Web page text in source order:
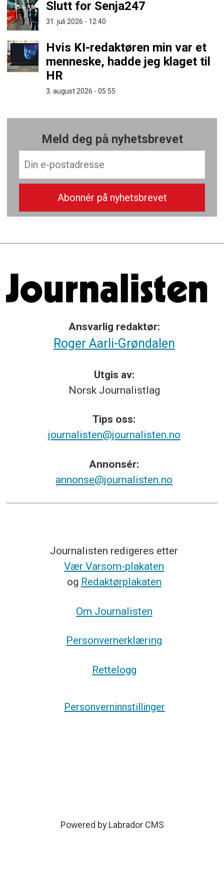
Slutt for Senja247
31. juli 2026 - 12:40
Hvis KI-redaktøren min var et
menneske, hadde jeg klaget til
HR
3. august 2026 - 05:55
Meld deg på nyhetsbrevet
Ansvarlig redaktør:
Roger Aarli-Grøndalen
Utgis av:
Norsk Journalistlag
Tips oss:
journalisten@journalisten.no
Annonsér:
annonse@journalisten.no
Journalisten redigeres etter
Vær Varsom-plakaten
og Redaktørplakaten
Om Journalisten
Personvernerklæring
Rettelogg
Personverninnstillinger
Powered by Labrador CMS